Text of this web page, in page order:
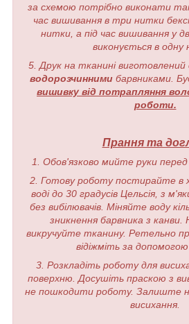
за схемою потрібно виконати
час вишивання в три нитки
нитки, а під час вишивання у
виконується в одну
5. Друк на тканині виготовлений
водорозчинними барвниками.
вишивку від потрапляння
роботи.
Прання та
1. Обов'язково мийте руки
2. Готову роботу постирайте в
воді до 30 градусів Цельсія, з
без вибілювачів. Міняйте воду
зникнення барвника з
викручуйте тканину. Ретельно
відіжміть за
3. Розкладіть роботу для
поверхню. Досушіть праскою з
не пошкодити роботу. Залиште
висихання.